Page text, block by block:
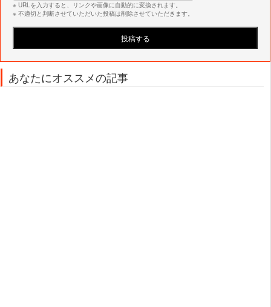
※ URLを入力すると、リンクや画像に自動的に変換されます。
※ 不適切と判断させていただいた投稿は削除させていただきます。
あなたにオススメの記事